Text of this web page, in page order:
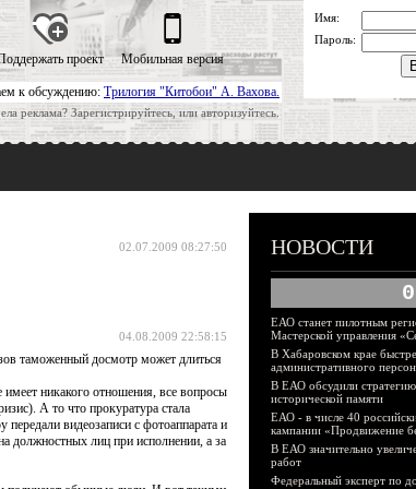
к обсуждению: Трилогия "Китобои" А. Вахова.
реклама? Зарегистрируйтесь, или авторизуйтесь.
проект Мобильная версия
Имя:
Пароль:
02.07.2009 08:27:50
04.08.2009 22:58:15
таможенный досмотр может длиться
никакого отношения, все вопросы
А то что прокуратура стала
видеозаписи с фотоаппарата и
должностных лиц при исполнении, а за
НОВОСТИ
ЕАО станет пилотным
Мастерской управления
В Хабаровском крае
административного
В ЕАО обсудили
исторической памяти
ЕАО - в числе 40
кампании «Продвижение
В ЕАО значительно
работ
Федеральный эксперт по